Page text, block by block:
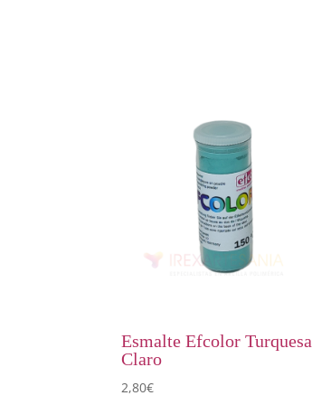
Esmalte Efcolor Turquesa
Claro
2,80€